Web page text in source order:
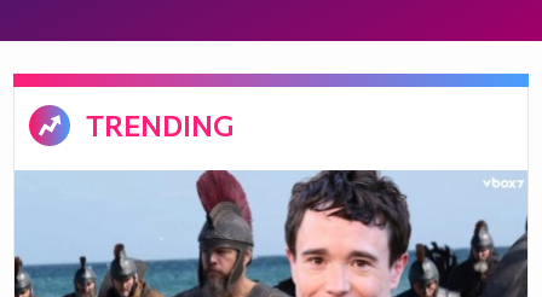
TRENDING